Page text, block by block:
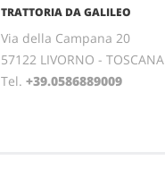
TRATTORIA DA GALILEO
Via della Campana 20
57122 LIVORNO - TOSCANA
Tel. +39.0586889009